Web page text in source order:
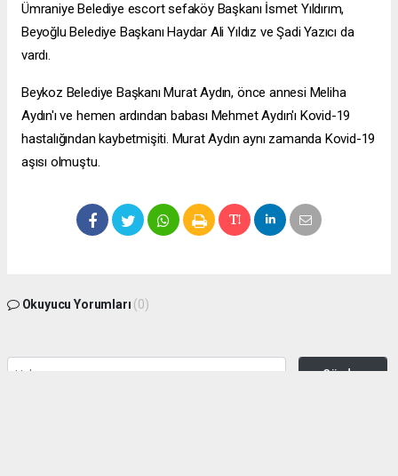
Ümraniye Belediye escort sefaköyBaşkanı İsmet Yıldırım,
Beyoğlu Belediye Başkanı Haydar Ali Yıldız ve Şadi Yazıcı da
vardı.
Beykoz Belediye Başkanı Murat Aydın, önce annesi Meliha
Aydın'ı ve hemen ardından babası Mehmet Aydın'ı Kovid-19
hastalığından kaybetmişiti. Murat Aydın aynı zamanda Kovid-19
aşısı olmuştu.
Okuyucu Yorumları (0)
Gönder